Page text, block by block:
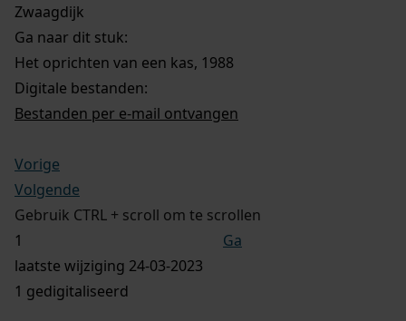
Zwaagdijk
Ga naar dit stuk:
Het oprichten van een kas, 1988
Digitale bestanden:
Bestanden per e-mail ontvangen
Vorige
Volgende
Gebruik CTRL + scroll om te scrollen
Ga
laatste wijziging 24-03-2023
1 gedigitaliseerd